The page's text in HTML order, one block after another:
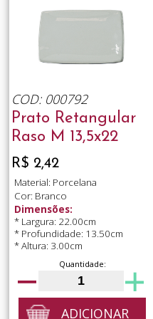
COD: 000792
Prato Retangular
Raso M 13,5x22
R$ 2,42
Material: Porcelana
Cor: Branco
Dimensões:
* Largura: 22.00cm
* Profundidade: 13.50cm
* Altura: 3.00cm
Quantidade:
ADICIONAR